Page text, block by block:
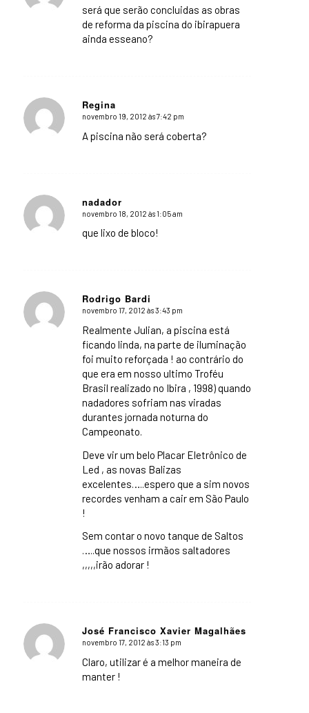
será que serão concluidas as obras
de reforma da piscina do ibirapuera
ainda esseano?
Regina
says:
novembro 19, 2012 às 7:42 pm
A piscina não será coberta?
nadador
says:
novembro 18, 2012 às 1:05 am
que lixo de bloco!
Rodrigo Bardi
says:
novembro 17, 2012 às 3:43 pm
Realmente Julian, a piscina está
ficando linda, na parte de iluminação
foi muito reforçada ! ao contrário do
que era em nosso ultimo Troféu
Brasil realizado no Ibira , 1998) quando
nadadores sofriam nas viradas
durantes jornada noturna do
Campeonato.
Deve vir um belo Placar Eletrônico de
Led , as novas Balizas
excelentes…..espero que a sim novos
recordes venham a cair em São Paulo
!
Sem contar o novo tanque de Saltos
…..que nossos irmãos saltadores
,,,,,irão adorar !
José Francisco Xavier Magalhães
says:
novembro 17, 2012 às 3:13 pm
Claro, utilizar é a melhor maneira de
manter !